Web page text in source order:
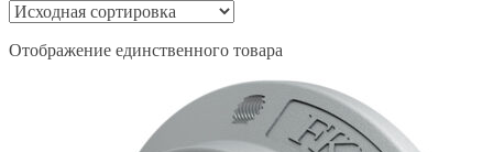
Отображение единственного товара